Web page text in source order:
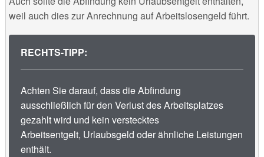
weil auch dies zur Anrechnung auf Arbeitslosengeld führt.
RECHTS-TIPP:
Achten Sie darauf, dass die Abfindung
ausschließlich für den Verlust des Arbeitsplatzes
gezahlt wird und kein verstecktes
Arbeitsentgelt, Urlaubsgeld oder ähnliche Leistungen
enthält.